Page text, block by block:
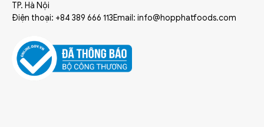
TP. Hà Nội
Điện thoại: +84 389 666 113Email: info@hopphatfoods.com